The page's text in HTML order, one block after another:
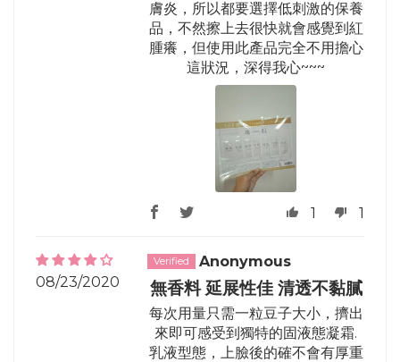
膚炎，所以都要選擇低刺激的保養
品，不然擦上去很快就會感覺到紅
腫癢，但使用此產品完全不用擔心
這狀況，深得我心~~~
1 1
08/23/2020
Anonymous
無香料 延展性佳 清透不黏膩
每次用量只需一粒豆子大小，擠出
來即可感受到獨特的固液態凝霜.
乳液型態，上臉後的確不會有厚重